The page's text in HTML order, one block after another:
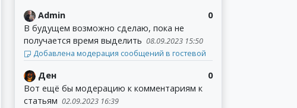
0
Admin
В будущем возможно сделаю, пока не
получается время выделить 08.09.2023 15:50
Добавлена модерация сообщений в гостевой
0
Ден
Вот ещё бы модерацию к комментариям к
статьям 02.09.2023 16:39